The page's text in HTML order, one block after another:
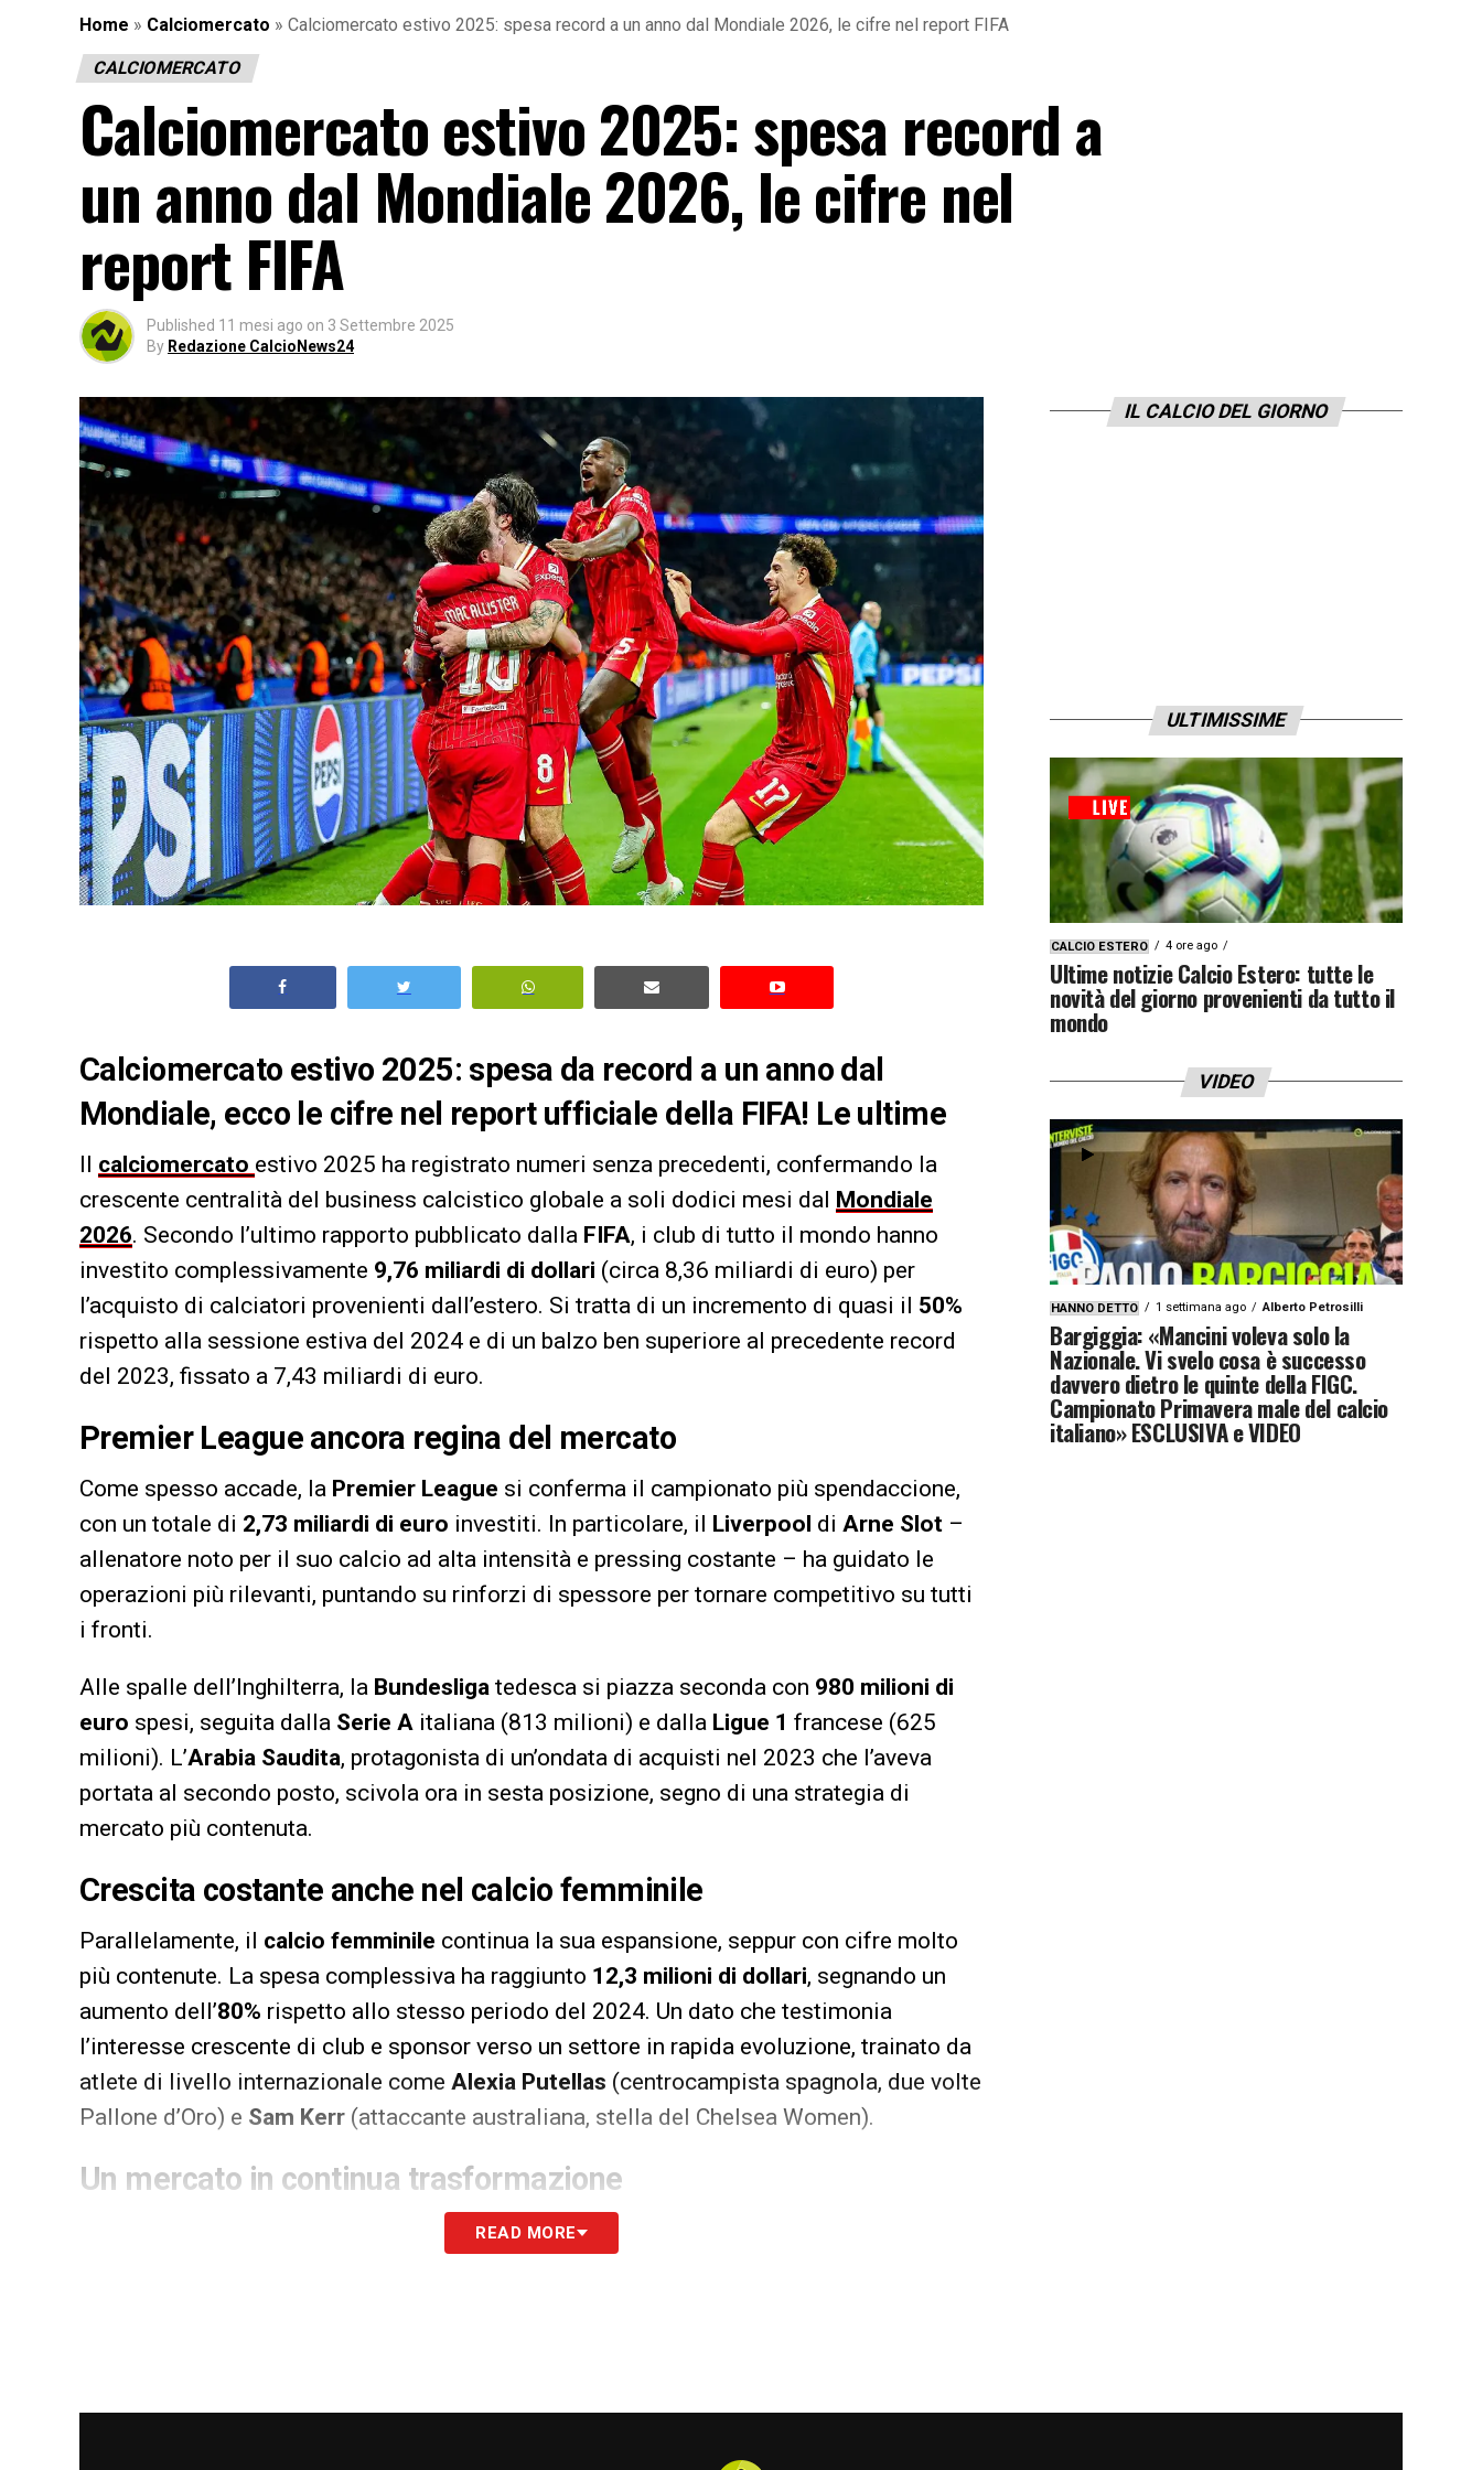
Home » Calciomercato » Calciomercato estivo 2025: spesa record a un anno dal Mondiale 2026, le cifre nel report FIFA
CALCIOMERCATO
Calciomercato estivo 2025: spesa record a
un anno dal Mondiale 2026, le cifre nel
report FIFA
Published 11 mesi ago on 3 Settembre 2025
By Redazione CalcioNews24
Calciomercato estivo 2025: spesa da record a un anno dal
Mondiale, ecco le cifre nel report ufficiale della FIFA! Le ultime
Il calciomercato estivo 2025 ha registrato numeri senza precedenti, confermando la
crescente centralità del business calcistico globale a soli dodici mesi dal Mondiale
2026. Secondo l’ultimo rapporto pubblicato dalla FIFA, i club di tutto il mondo hanno
investito complessivamente 9,76 miliardi di dollari (circa 8,36 miliardi di euro) per
l’acquisto di calciatori provenienti dall’estero. Si tratta di un incremento di quasi il 50%
rispetto alla sessione estiva del 2024 e di un balzo ben superiore al precedente record
del 2023, fissato a 7,43 miliardi di euro.
Premier League ancora regina del mercato
Come spesso accade, la Premier League si conferma il campionato più spendaccione,
con un totale di 2,73 miliardi di euro investiti. In particolare, il Liverpool di Arne Slot –
allenatore noto per il suo calcio ad alta intensità e pressing costante – ha guidato le
operazioni più rilevanti, puntando su rinforzi di spessore per tornare competitivo su tutti
i fronti.
Alle spalle dell’Inghilterra, la Bundesliga tedesca si piazza seconda con 980 milioni di
euro spesi, seguita dalla Serie A italiana (813 milioni) e dalla Ligue 1 francese (625
milioni). L’Arabia Saudita, protagonista di un’ondata di acquisti nel 2023 che l’aveva
portata al secondo posto, scivola ora in sesta posizione, segno di una strategia di
mercato più contenuta.
Crescita costante anche nel calcio femminile
Parallelamente, il calcio femminile continua la sua espansione, seppur con cifre molto
più contenute. La spesa complessiva ha raggiunto 12,3 milioni di dollari, segnando un
aumento dell’80% rispetto allo stesso periodo del 2024. Un dato che testimonia
l’interesse crescente di club e sponsor verso un settore in rapida evoluzione, trainato da
atlete di livello internazionale come Alexia Putellas (centrocampista spagnola, due volte
Pallone d’Oro) e Sam Kerr (attaccante australiana, stella del Chelsea Women).
Un mercato in continua trasformazione
L’impennata del calciomercato 2025 riflette non solo la disponibilità economica dei
READ MORE
IL CALCIO DEL GIORNO
ULTIMISSIME
CALCIO ESTERO 4 ore ago
Ultime notizie Calcio Estero: tutte le
novità del giorno provenienti da tutto il
mondo
VIDEO
HANNO DETTO 1 settimana ago Alberto Petrosilli
Bargiggia: «Mancini voleva solo la
Nazionale. Vi svelo cosa è successo
davvero dietro le quinte della FIGC.
Campionato Primavera male del calcio
italiano» ESCLUSIVA e VIDEO